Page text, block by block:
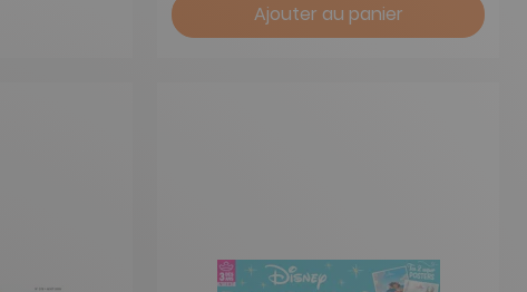
Ajouter au panier